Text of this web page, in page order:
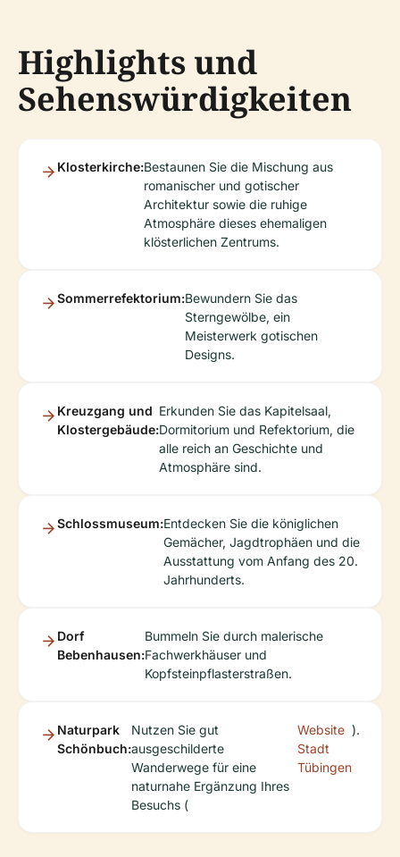
Highlights und
Sehenswürdigkeiten
Klosterkirche:Bestaunen Sie die Mischung aus
romanischer und gotischer
Architektur sowie die ruhige
Atmosphäre dieses ehemaligen
klösterlichen Zentrums.
Sommerrefektorium:Bewundern Sie das
Sterngewölbe, ein
Meisterwerk gotischen
Designs.
Kreuzgang und
Klostergebäude:
Erkunden Sie das Kapitelsaal,
Dormitorium und Refektorium, die
alle reich an Geschichte und
Atmosphäre sind.
Schlossmuseum:Entdecken Sie die königlichen
Gemächer, Jagdtrophäen und die
Ausstattung vom Anfang des 20.
Jahrhunderts.
Dorf
Bebenhausen:
Bummeln Sie durch malerische
Fachwerkhäuser und
Kopfsteinpflasterstraßen.
Naturpark
Schönbuch:
Nutzen Sie gut
ausgeschilderte
Wanderwege für eine
naturnahe Ergänzung Ihres
Besuchs (
Website
Stadt
Tübingen
).